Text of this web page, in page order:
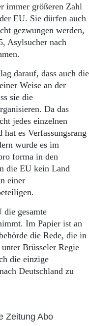
immer größeren Zahl
EU. Sie dürfen auch
gezwungen werden,
Asylsucher nach
darauf, dass auch die
Weise an der
sie die
Da das
jedes einzelnen
es Verfassungsrang
wurde es im
forma in den
die EU kein Land
einer
gesamte
Im Papier ist an
die Rede, die in
Brüsseler Regie
die einzige
Deutschland zu